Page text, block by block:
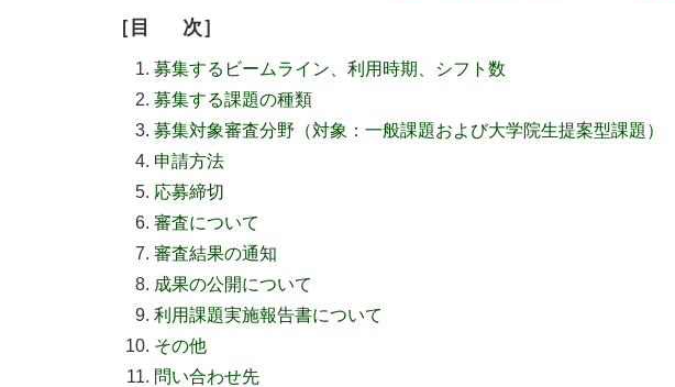
［ 目 次］
募集するビームライン、利用時期、シフト数
募集する課題の種類
募集対象審査分野（対象：一般課題および大学院生提案型課題）
申請方法
応募締切
審査について
審査結果の通知
成果の公開について
利用課題実施報告書について
その他
問い合わせ先